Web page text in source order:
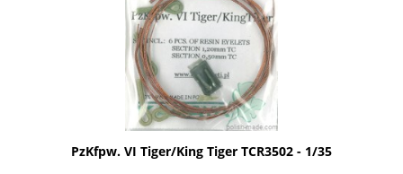
PzKfpw. VI Tiger/King Tiger TCR3502 - 1/35